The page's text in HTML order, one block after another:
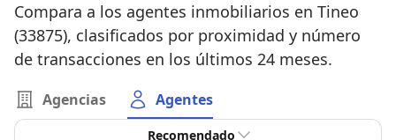
Compara a los agentes inmobiliarios en Tineo
(33875), clasificados por proximidad y número
de transacciones en los últimos 24 meses.
Agencias Agentes
Recomendado